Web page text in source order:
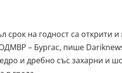
срок на годност са открити и
– Бургас, пише
и дребно със захарни и